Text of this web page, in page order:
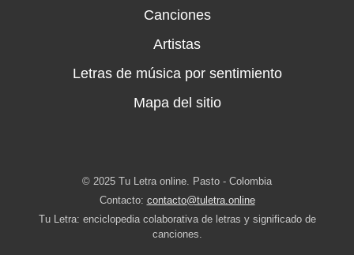
Canciones
Artistas
Letras de música por sentimiento
Mapa del sitio
© 2025 Tu Letra online. Pasto - Colombia
Contacto: contacto@tuletra.online
Tu Letra: enciclopedia colaborativa de letras y significado de
canciones.